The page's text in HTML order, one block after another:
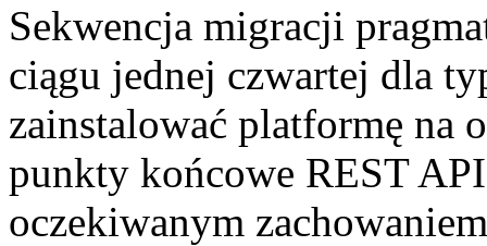
Sekwencja migracji
ciągu jednej czwartej dla
zainstalować platformę na
punkty końcowe REST
oczekiwanym